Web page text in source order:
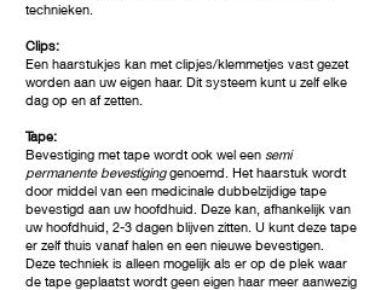
technieken.
Clips:
Een haarstukjes kan met clipjes/klemmetjes vast gezet
worden aan uw eigen haar. Dit systeem kunt u zelf elke
dag op en af zetten.
Tape:
Bevestiging met tape wordt ook wel een semi
permanente bevestiginggenoemd. Het haarstuk wordt
door middel van een medicinale dubbelzijdige tape
bevestigd aan uw hoofdhuid. Deze kan, afhankelijk van
uw hoofdhuid, 2-3 dagen blijven zitten. U kunt deze tape
er zelf thuis vanaf halen en een nieuwe bevestigen.
Deze techniek is alleen mogelijk als er op de plek waar
de tape geplaatst wordt geen eigen haar meer aanwezig